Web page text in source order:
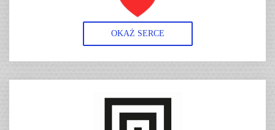
OKAŻ SERCE